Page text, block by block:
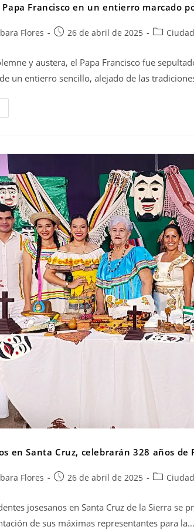
Papa Francisco en un entierro marcado
Flores 26 de abril de 2025
y austera, el Papa Francisco fue
un entierro sencillo, alejado de las
en Santa Cruz, celebrarán 328 años
Flores 26 de abril de 2025
josesanos en Santa Cruz de la Sierra se
de sus máximas representantes para la…